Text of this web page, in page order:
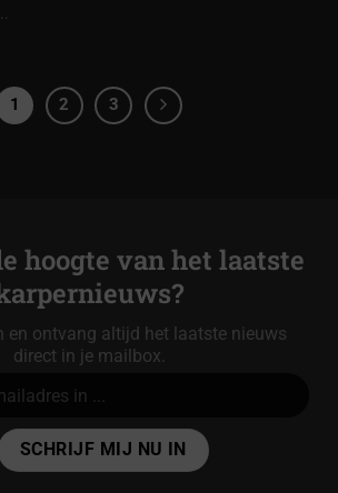
1 2 3
hoogte van het laatste
en ontvang altijd het laatste nieuws
direct in je mailbox.